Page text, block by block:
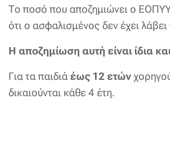
Το ποσό που αποζημιώνει ο
ότι ο ασφαλισμένος δεν έχει
Η αποζημίωση αυτή είναι ίδια
Για τα παιδιά έως 12 ετών
δικαιούνται κάθε 4 έτη.